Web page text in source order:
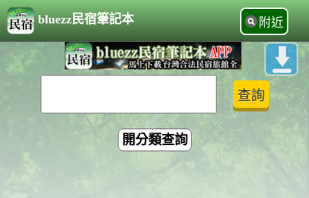
bluezz民宿筆記本 附近
開分類查詢